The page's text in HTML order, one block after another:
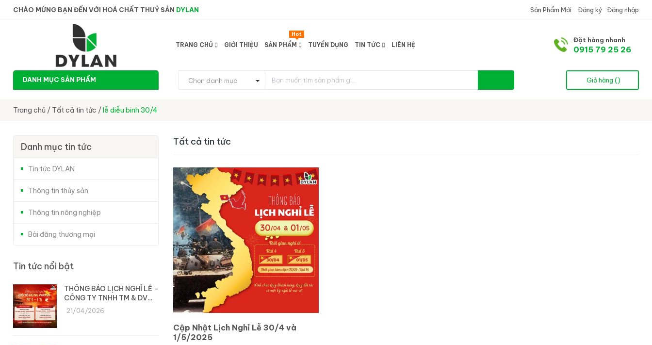
CHÀO MỪNG BẠN ĐẾN VỚI HOÁ CHẤT THUỶ SẢN DYLAN Đăng ký Đăng nhập
Sản Phẩm Mới
TRANG CHỦ GIỚI THIỆU SẢN PHẨM
Hot
TUYỂN DỤNG TIN TỨC LIÊN HỆ
Đặt hàng nhanh
0915 79 25 26
DANH MỤC SẢN PHẨM Chọn danh mục Giỏ hàng ()
Trang chủ / Tất cả tin tức /lễ diễu binh 30/4
Tất cả tin tức
Cập Nhật Lịch Nghỉ Lễ 30/4 và
1/5/2025
Danh mục tin tức
Tin tức DYLAN
Thông tin thủy sản
Thông tin nông nghiệp
Bài đăng thương mại
Tin tức nổi bật
THÔNG BÁO LỊCH NGHỈ LỄ –
CÔNG TY TNHH TM & DV
DYLAN
21/04/2026